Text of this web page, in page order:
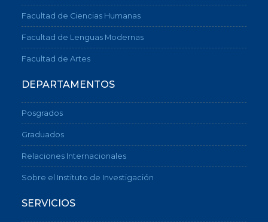
Facultad de Ciencias Humanas
Facultad de Lenguas Modernas
Facultad de Artes
DEPARTAMENTOS
Posgrados
Graduados
Relaciones Internacionales
Sobre el Instituto de Investigación
SERVICIOS